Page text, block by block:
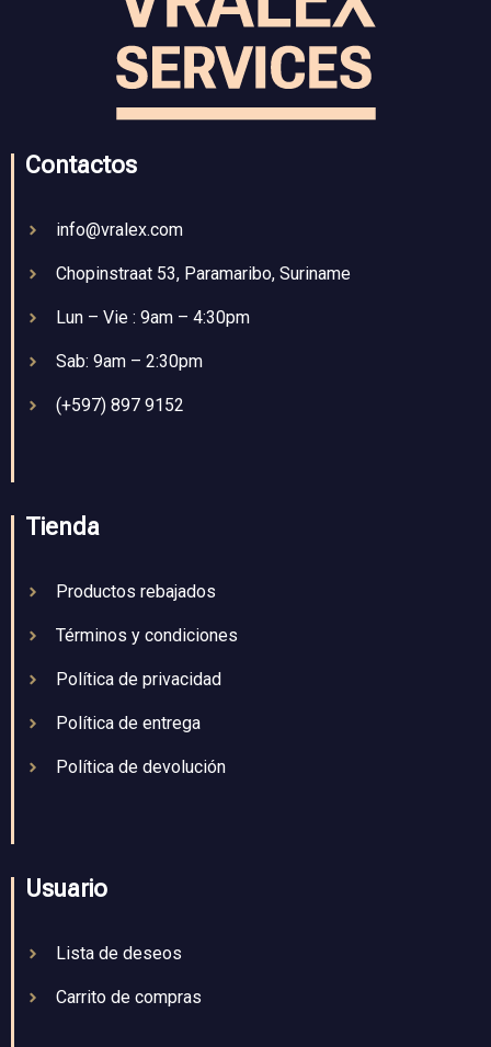
Contactos
info@vralex.com
Chopinstraat 53, Paramaribo, Suriname
Lun – Vie : 9am – 4:30pm
Sab: 9am – 2:30pm
(+597) 897 9152
Tienda
Productos rebajados
Términos y condiciones
Política de privacidad
Política de entrega
Política de devolución
Usuario
Lista de deseos
Carrito de compras